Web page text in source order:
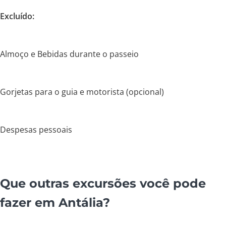
Excluído:
Almoço e Bebidas durante o passeio
Gorjetas para o guia e motorista (opcional)
Despesas pessoais
Que outras excursões você pode
fazer em Antália?